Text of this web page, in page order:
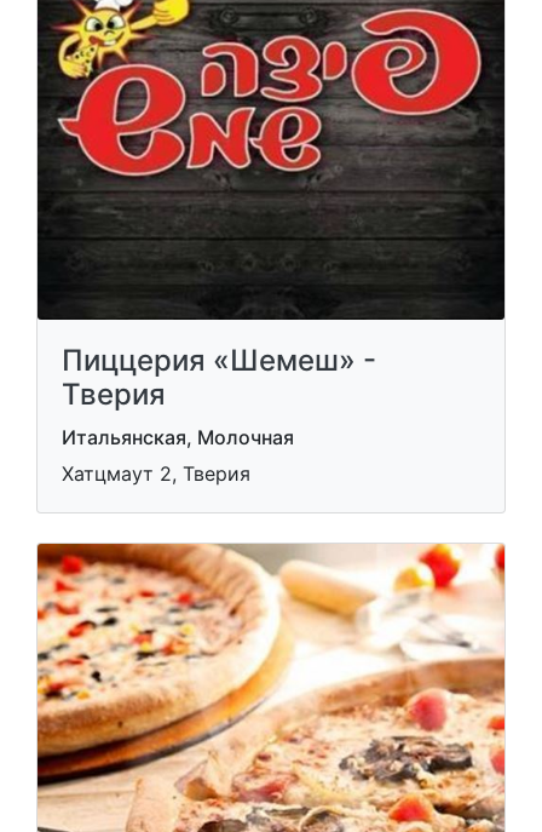
Пиццерия «Шемеш» -
Тверия
Итальянская, Молочная
Хатцмаут 2, Тверия